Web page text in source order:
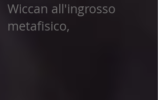
Wiccan all'ingrosso
metafisico,